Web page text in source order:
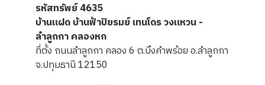
รหัสทรัพย์ 4635
บ้านแฝด บ้านฟ้าปิยรมย์ เทนโดร วงแหวน -
ลำลูกกา คลองหก
ที่ตั้ง ถนนลำลูกกา คลอง 6 ต.บึงคำพร้อย อ.ลำลูกกา
จ.ปทุมธานี 12150